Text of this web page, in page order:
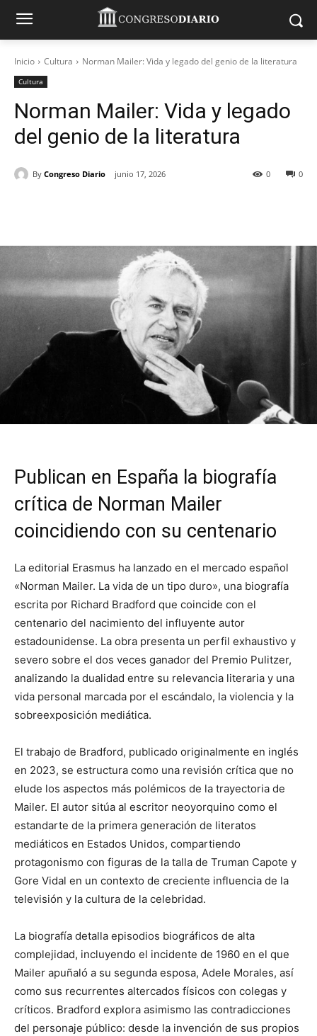
Inicio Cultura Norman Mailer: Vida y legado del genio de la literatura
Cultura
Norman Mailer: Vida y legado
del genio de la literatura
By Congreso Diario junio 17, 2026 0
0
Publican en España la biografía
crítica de Norman Mailer
coincidiendo con su centenario
La editorial Erasmus ha lanzado en el mercado español
«Norman Mailer. La vida de un tipo duro», una biografía
escrita por Richard Bradford que coincide con el
centenario del nacimiento del influyente autor
estadounidense. La obra presenta un perfil exhaustivo y
severo sobre el dos veces ganador del Premio Pulitzer,
analizando la dualidad entre su relevancia literaria y una
vida personal marcada por el escándalo, la violencia y la
sobreexposición mediática.
El trabajo de Bradford, publicado originalmente en inglés
en 2023, se estructura como una revisión crítica que no
elude los aspectos más polémicos de la trayectoria de
Mailer. El autor sitúa al escritor neoyorquino como el
estandarte de la primera generación de literatos
mediáticos en Estados Unidos, compartiendo
protagonismo con figuras de la talla de Truman Capote y
Gore Vidal en un contexto de creciente influencia de la
televisión y la cultura de la celebridad.
La biografía detalla episodios biográficos de alta
complejidad, incluyendo el incidente de 1960 en el que
Mailer apuñaló a su segunda esposa, Adele Morales, así
como sus recurrentes altercados físicos con colegas y
críticos. Bradford explora asimismo las contradicciones
del personaje público: desde la invención de sus propios